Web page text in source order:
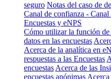
seguro Notas del caso de
Canal de confianza - Canal
Encuestas y eNPS
Cómo utilizar la función de
datos en las encuestas
Acerca de la analítica en
respuestas a las Encuestas
encuestas Acerca de las
encuestas anónimas Acerca